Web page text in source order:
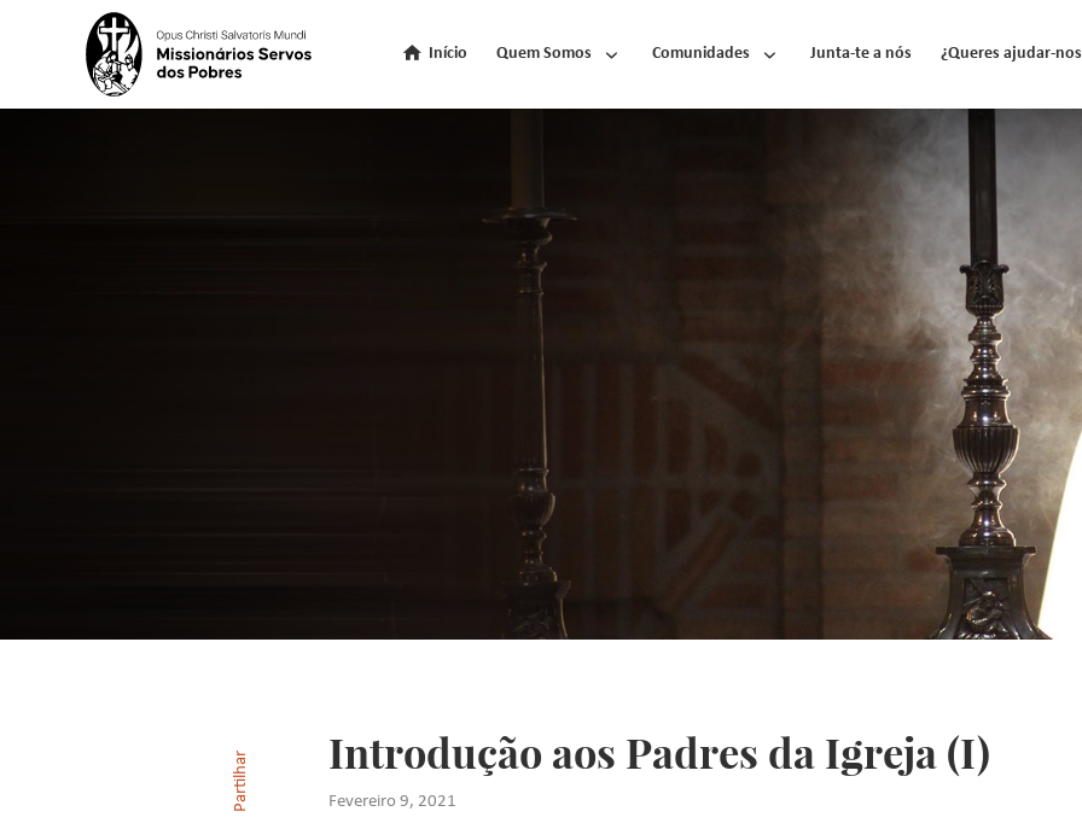
Início Quem Somos Comunidades Junta-te a nós ¿Queres ajudar-
Partilhar Introdução aos Padres da Igreja (I)
Fevereiro 9, 2021